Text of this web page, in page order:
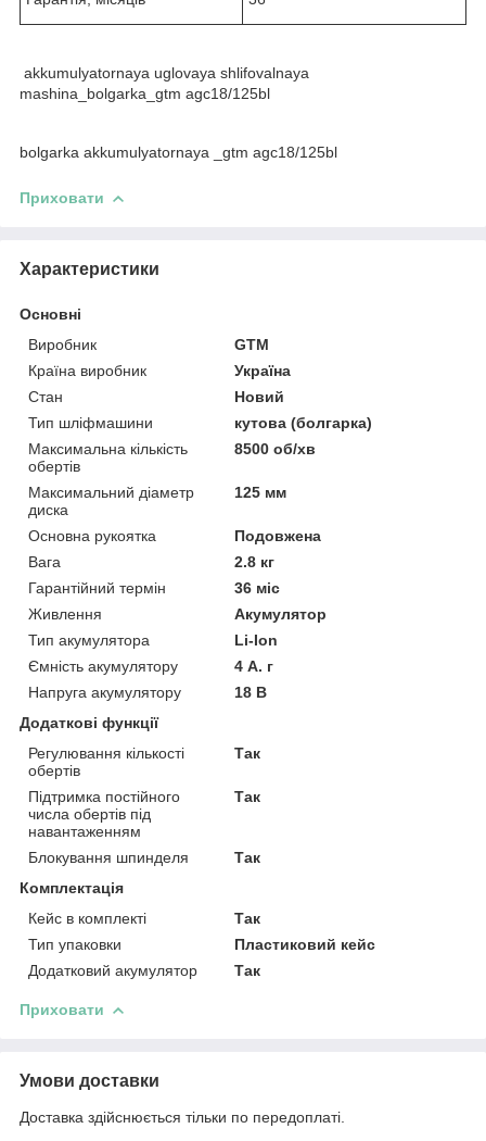
akkumulyatornaya uglovaya shlifovalnaya
mashina_bolgarka_gtm agc18/125bl
bolgarka akkumulyatornaya _gtm agc18/125bl
Приховати
Характеристики
Основні
Виробник
GTM
Країна виробник
Україна
Стан
Новий
Тип шліфмашини
кутова (болгарка)
Максимальна кількість
обертів
8500 об/хв
Максимальний діаметр
диска
125 мм
Основна рукоятка
Подовжена
Вага
2.8 кг
Гарантійний термін
36 міс
Живлення
Акумулятор
Тип акумулятора
Li-Ion
Ємність акумулятору
4 А. г
Напруга акумулятору
18 В
Додаткові функції
Регулювання кількості
обертів
Так
Підтримка постійного
числа обертів під
навантаженням
Так
Блокування шпинделя
Так
Комплектація
Кейс в комплекті
Так
Тип упаковки
Пластиковий кейс
Додатковий акумулятор
Так
Приховати
Умови доставки
Доставка здійснюється тільки по передоплаті.